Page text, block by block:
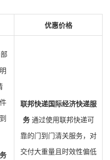
优惠价格
部
联邦快递国际经济快递服
务通过使用联邦快递可
靠的门到门清关服务，对
交付大重量且时效性偏低